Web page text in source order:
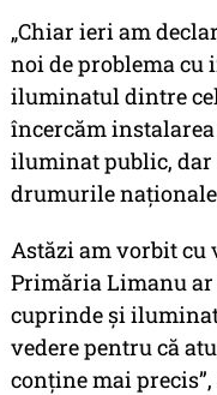
„Chiar ieri am
noi de problema cu
iluminatul dintre
încercăm
iluminat public, dar
drumurile
Astăzi am vorbit cu
Primăria Limanu ar
cuprinde și
vedere pentru că
conține mai